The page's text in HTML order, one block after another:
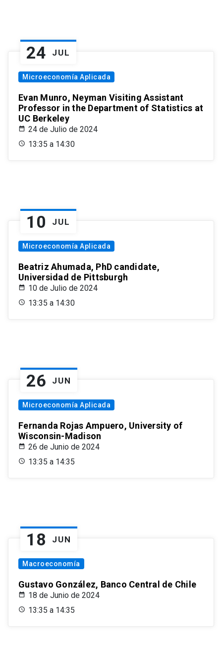
24 JUL
Microeconomía Aplicada
Evan Munro, Neyman Visiting Assistant
Professor in the Department of Statistics at
UC Berkeley
24 de Julio de 2024
13:35 a 14:30
10 JUL
Microeconomía Aplicada
Beatriz Ahumada, PhD candidate,
Universidad de Pittsburgh
10 de Julio de 2024
13:35 a 14:30
26 JUN
Microeconomía Aplicada
Fernanda Rojas Ampuero, University of
Wisconsin-Madison
26 de Junio de 2024
13:35 a 14:35
18 JUN
Macroeconomía
Gustavo González, Banco Central de Chile
18 de Junio de 2024
13:35 a 14:35